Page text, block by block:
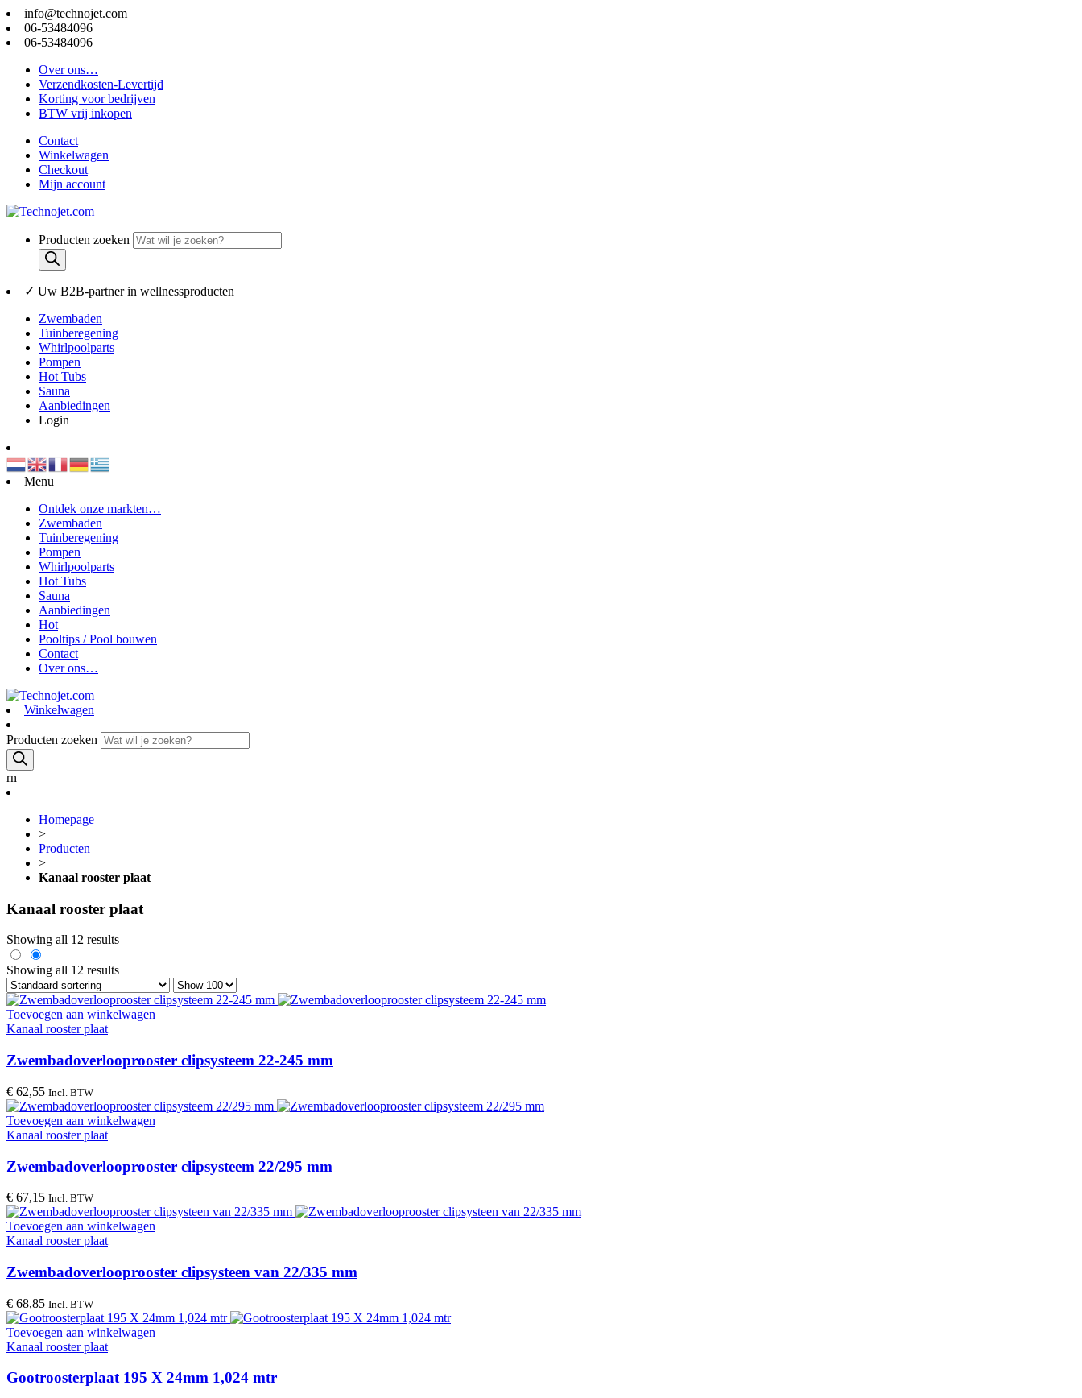
info@technojet.com
06-53484096
06-53484096
Over ons…
Verzendkosten-Levertijd
Korting voor bedrijven
BTW vrij inkopen
Contact
Winkelwagen
Checkout
Mijn account
Producten zoeken
✓ Uw B2B-partner in wellnessproducten
Zwembaden
Tuinberegening
Whirlpoolparts
Pompen
Hot Tubs
Sauna
Aanbiedingen
Login
Menu
Ontdek onze markten…
Zwembaden
Tuinberegening
Pompen
Whirlpoolparts
Hot Tubs
Sauna
Aanbiedingen
Hot
Pooltips / Pool bouwen
Contact
Over ons…
Winkelwagen
Producten zoeken
rn
Homepage
>
Producten
>
Kanaal rooster plaat
Kanaal rooster plaat
Showing all 12 results
Showing all 12 results
Toevoegen aan winkelwagen
Kanaal rooster plaat
Zwembadoverlooprooster clipsysteem 22-245 mm
€ 62,55 Incl. BTW
Toevoegen aan winkelwagen
Kanaal rooster plaat
Zwembadoverlooprooster clipsysteem 22/295 mm
€ 67,15 Incl. BTW
Toevoegen aan winkelwagen
Kanaal rooster plaat
Zwembadoverlooprooster clipsysteen van 22/335 mm
€ 68,85 Incl. BTW
Toevoegen aan winkelwagen
Kanaal rooster plaat
Gootroosterplaat 195 X 24mm 1,024 mtr